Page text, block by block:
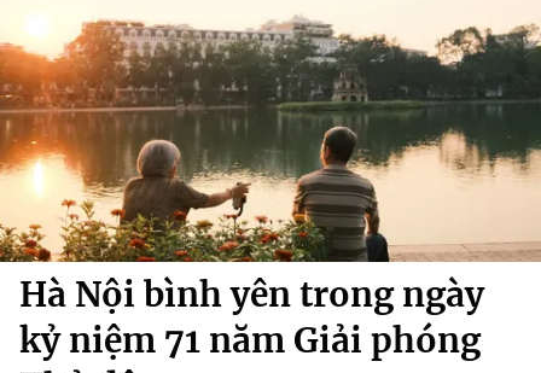
Chuyên mục
Chính trị
Xã hội
Pháp luật
Y tế
Thế giới
Kinh tế
Thể thao
Truyền hình
Văn hóa - Giải trí
Y tế
Đời sống
Công nghệ
Giáo dục
Hà Nội bình yên trong ngày
kỷ niệm 71 năm Giải phóng